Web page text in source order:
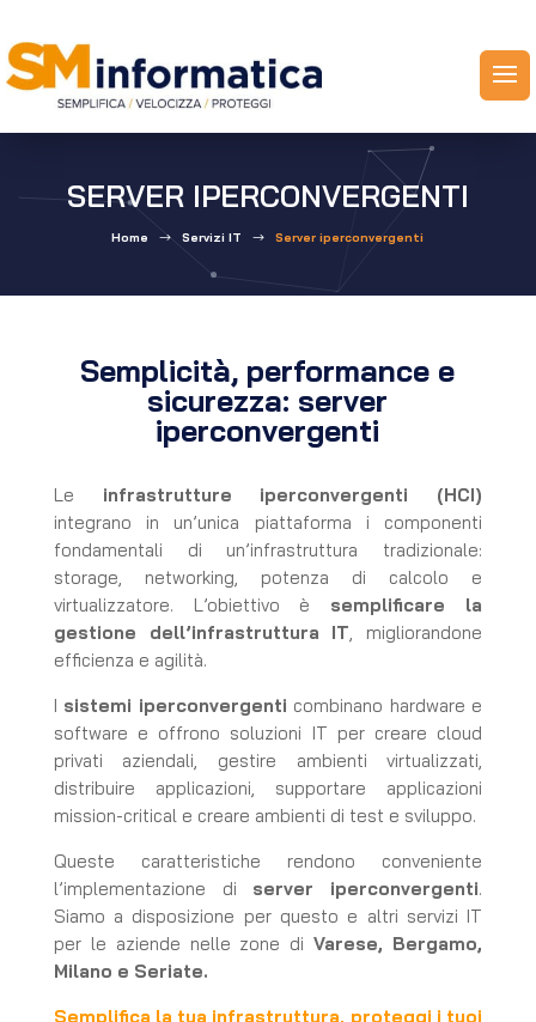
SERVER IPERCONVERGENTI
Home $ Servizi IT $ Server iperconvergenti
Semplicità, performance e
sicurezza: server
iperconvergenti
Le infrastrutture iperconvergenti (HCI)
integrano in un’unica piattaforma i componenti
fondamentali di un’infrastruttura tradizionale:
storage, networking, potenza di calcolo e
virtualizzatore. L’obiettivo è semplificare la
gestione dell’infrastruttura IT , migliorandone
efficienza e agilità.
I sistemi iperconvergenti combinano hardware e
software e offrono soluzioni IT per creare cloud
privati aziendali, gestire ambienti virtualizzati,
distribuire applicazioni, supportare applicazioni
mission-critical e creare ambienti di test e sviluppo.
Queste caratteristiche rendono conveniente
l’implementazione di server iperconvergenti.
Siamo a disposizione per questo e altri servizi IT
per le aziende nelle zone diVarese, Bergamo,
Milano e Seriate.
Semplifica la tua infrastruttura, proteggi i tuoi